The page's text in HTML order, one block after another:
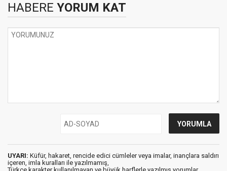
HABERE YORUM KAT
UYARI: Küfür, hakaret, rencide edici cümleler veya imalar, inançlara saldırı
içeren, imla kuralları ile yazılmamış,